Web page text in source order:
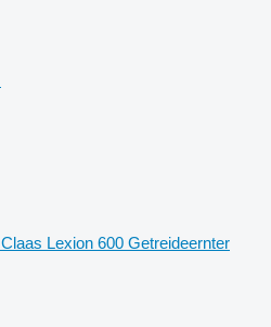
Claas Lexion 600 Getreideernter